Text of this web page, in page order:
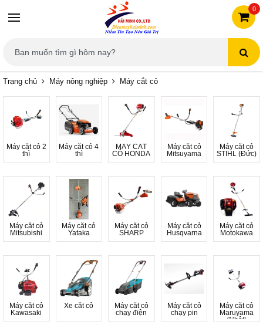
0
Trang chủ Máy nông nghiệp Máy cắt cỏ
Máy cắt cỏ 2
thì
Máy cắt cỏ 4
thì
MÁY CẮT
CỎ HONDA
Máy cắt cỏ
Mitsuyama
Máy cắt cỏ
STIHL (Đức)
Máy cắt cỏ
Mitsubishi
Máy cắt cỏ
Yataka
Máy cắt cỏ
SHARP
Máy cắt cỏ
Husqvarna
Máy cắt cỏ
Motokawa
Máy cắt cỏ
Kawasaki
Xe cắt cỏ
Máy cắt cỏ
chạy điện
Máy cắt cỏ
chạy pin
Máy cắt cỏ
Maruyama
(Nhật)